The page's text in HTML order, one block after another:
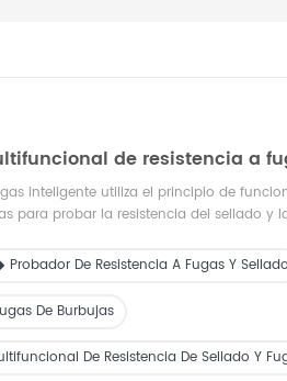
de resistencia a
inteligente utiliza el principio de
para probar la resistencia del sellado y
papel de aluminio flexible, rígido,
y la integridad de los materiales de
funciones y accesorios
ISO y GB. Al mismo tiempo, nuestra
para diferentes muestras.
Probador De Resistencia A Fugas Y Sellado
De Burbujas
De Resistencia De Sellado Y